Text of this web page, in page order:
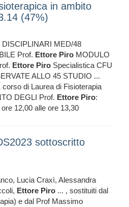
in ambito
(47%)
MED/48
Prof. Ettore Piro MODULO
Ettore Piro Specialistica CFU
ALLO 45 STUDIO ...
di Laurea di Fisioterapia
DEGLI Prof. Ettore Piro:
12,00 alle ore 13,30
sottoscritto
Lucia Craxì, Alessandra
Ettore Piro ... , sostituiti dal
e dal Prof Massimo